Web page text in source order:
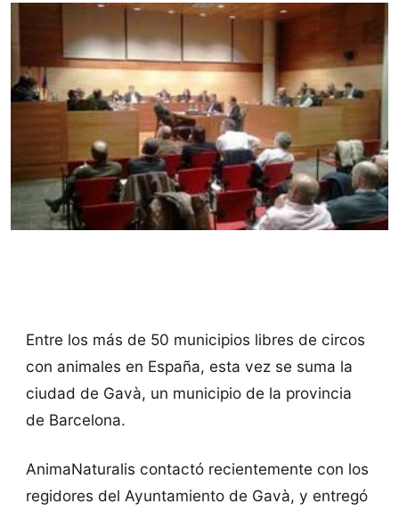
Entre los más de 50 municipios libres de circos
con animales en España, esta vez se suma la
ciudad de Gavà, un municipio de la provincia
de Barcelona.
AnimaNaturalis contactó recientemente con los
regidores del Ayuntamiento de Gavà, y entregó